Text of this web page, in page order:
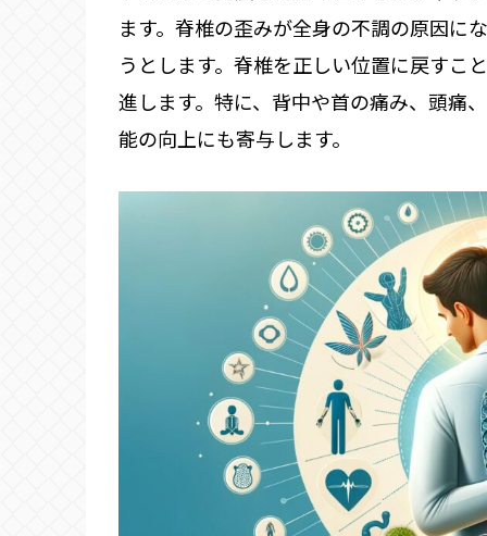
ます。脊椎の歪みが全身の不調の原因に
うとします。脊椎を正しい位置に戻すこ
進します。特に、背中や首の痛み、頭痛
能の向上にも寄与します。